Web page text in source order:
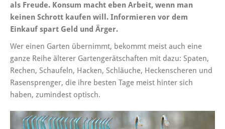
als Freude. Konsum macht eben Arbeit, wenn man
keinen Schrott kaufen will. Informieren vor dem
Einkauf spart Geld und Ärger.
Wer einen Garten übernimmt, bekommt meist auch eine
ganze Reihe älterer Gartengerätschaften mit dazu: Spaten,
Rechen, Schaufeln, Hacken, Schläuche, Heckenscheren und
Rasensprenger, die ihre besten Tage meist hinter sich
haben, zumindest optisch.